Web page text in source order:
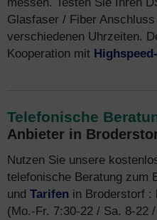
Glasfaser / Fiber
verschiedenen Uhrzeiten.
Kooperation mit
Telefonische
Anbieter in
Nutzen Sie unsere
telefonische Beratung zum
und Tarifen in Broderstorf :
(Mo.-Fr. 7:30-22 / Sa. 8-22